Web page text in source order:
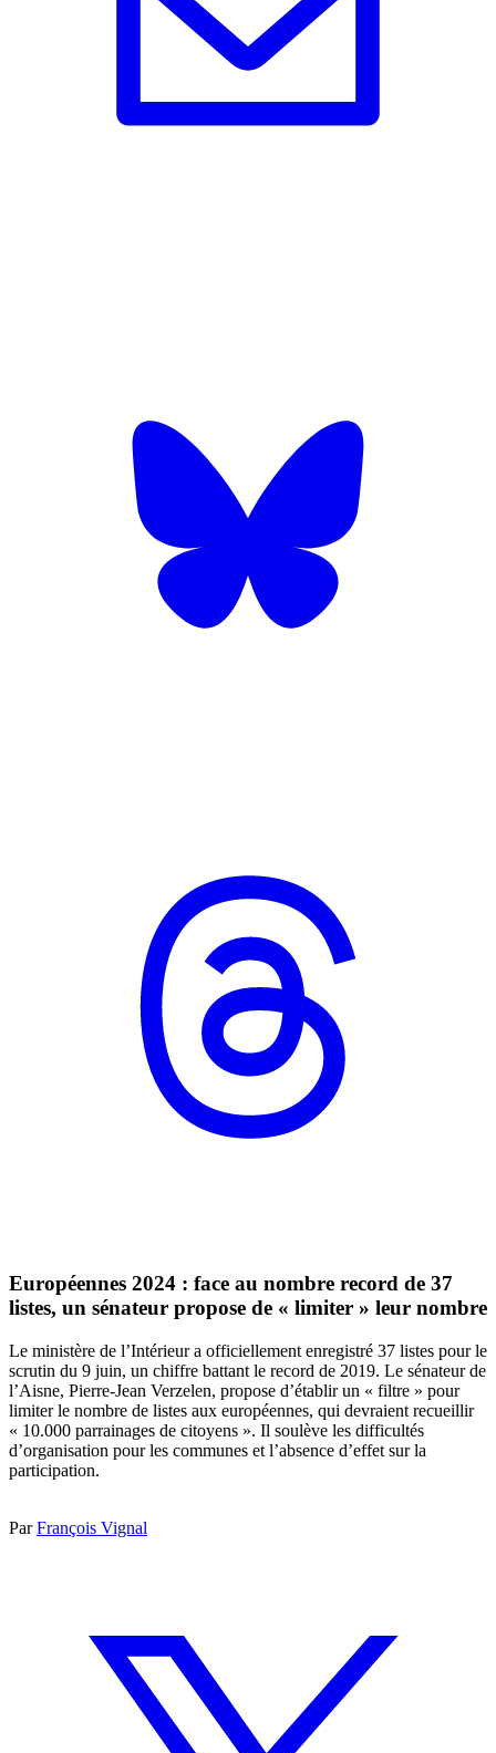
Européennes 2024 : face au nombre record de 37
listes, un sénateur propose de « limiter » leur nombre
Le ministère de l’Intérieur a officiellement enregistré 37 listes pour le
scrutin du 9 juin, un chiffre battant le record de 2019. Le sénateur de
l’Aisne, Pierre-Jean Verzelen, propose d’établir un « filtre » pour
limiter le nombre de listes aux européennes, qui devraient recueillir
« 10.000 parrainages de citoyens ». Il soulève les difficultés
d’organisation pour les communes et l’absence d’effet sur la
participation.
ParFrançois Vignal